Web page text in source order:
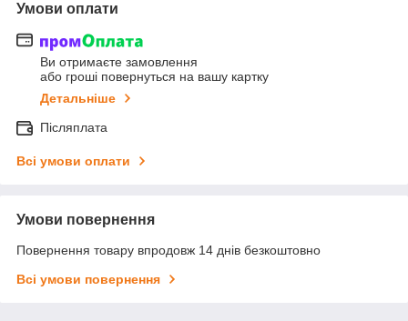
Умови оплати
Ви отримаєте замовлення
або гроші повернуться на вашу картку
Детальніше
Післяплата
Всі умови оплати
Умови повернення
Повернення товару впродовж 14 днів безкоштовно
Всі умови повернення